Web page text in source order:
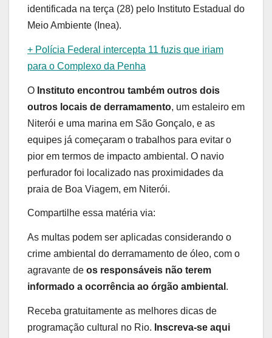
identificada na terça (28) pelo Instituto Estadual do
Meio Ambiente (Inea).
+ Polícia Federal intercepta 11 fuzis que iriam
para o Complexo da Penha
O Instituto encontrou também outros dois
outros locais de derramamento, um estaleiro em
Niterói e uma marina em São Gonçalo, e as
equipes já começaram o trabalhos para evitar o
pior em termos de impacto ambiental. O navio
perfurador foi localizado nas proximidades da
praia de Boa Viagem, em Niterói.
Compartilhe essa matéria via:
As multas podem ser aplicadas considerando o
crime ambiental do derramamento de óleo, com o
agravante de os responsáveis não terem
informado a ocorrência ao órgão ambiental .
Receba gratuitamente as melhores dicas de
programação cultural no Rio. Inscreva-se aqui